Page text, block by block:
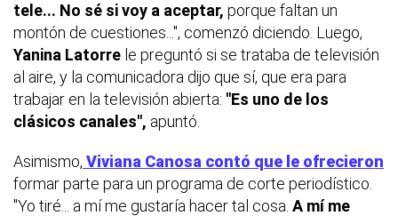
tele... No sé si voy a aceptar, porque faltan un
montón de cuestiones...", comenzó diciendo. Luego,
Yanina Latorre le preguntó si se trataba de televisión
al aire, y la comunicadora dijo que sí, que era para
trabajar en la televisión abierta: "Es uno de los
clásicos canales", apuntó.
Asimismo, Viviana Canosa contó que le ofrecieron
formar parte para un programa de corte periodístico.
"Yo tiré... a mí me gustaría hacer tal cosa. A mí me